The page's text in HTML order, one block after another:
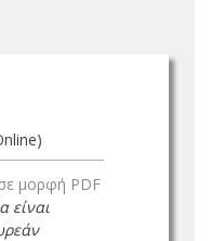
μορφή PDF
είναι